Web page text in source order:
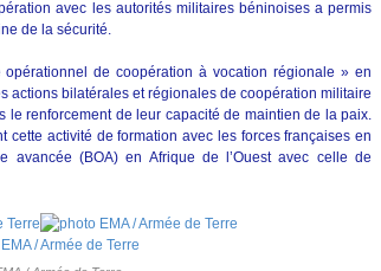
avec les autorités militaires béninoises a permis
de la sécurité.
de coopération à vocation régionale » en
actions bilatérales et régionales de coopération militaire
le renforcement de leur capacité de maintien de la paix.
cette activité de formation avec les forces françaises en
avancée (BOA) en Afrique de l’Ouest avec celle de